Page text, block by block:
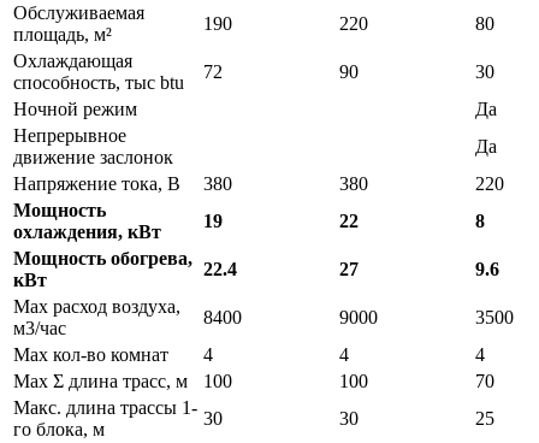
Обслуживаемая
площадь, м²
190 220
80
Охлаждающая
способность, тыс btu
72 90
30
Ночной режим
Да
Непрерывное
движение заслонок
Да
Напряжение тока, В
380 380
220
Мощность
охлаждения, кВт
19 22
8
Мощность обогрева,
кВт
22.4 27
9.6
Max расход воздуха,
м3/час
8400 9000
3500
Max кол-во комнат
4 4
4
Max Σ длина трасс, м
100 100
70
Макс. длина трассы 1-
го блока, м
30 30
25